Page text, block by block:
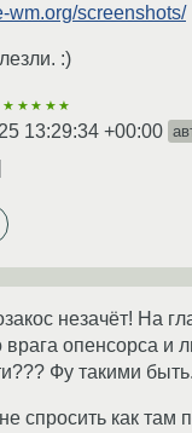
wm.org/screenshots/
:)
★★★★★
13:29:34 +00:00
незачёт! На
врага опенсорса и
Фу такими быть.
спросить как там